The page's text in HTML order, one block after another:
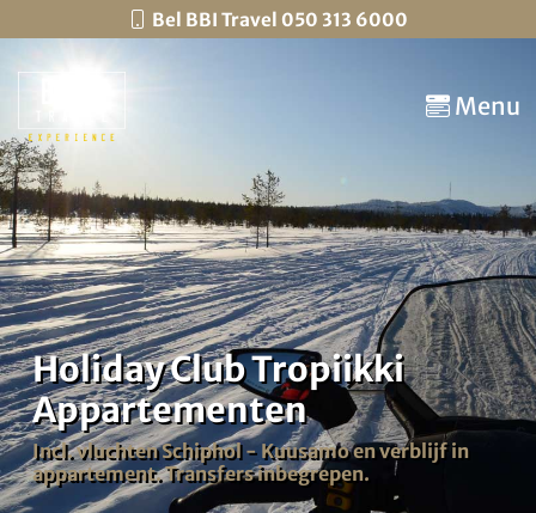
Bel BBI Travel 050 313 6000
Menu
Holiday Club Tropiikki
Appartementen
Incl. vluchten Schiphol - Kuusamo en verblijf in
appartement. Transfers inbegrepen.